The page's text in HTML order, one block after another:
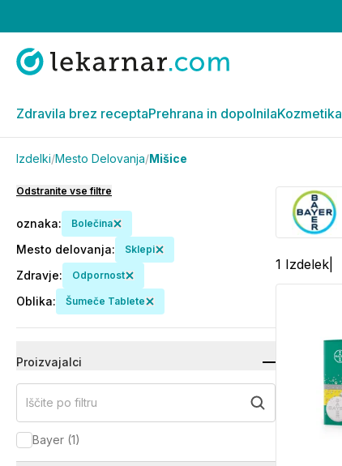
Zdravila brez receptaPrehrana in dopolnilaKozmetika
Izdelki/Mesto Delovanja/Mišice
Odstranite vse filtre
oznaka: Bolečina
Mesto delovanja: Sklepi
Zdravje: Odpornost
Oblika: Šumeče Tablete
Proizvajalci
Iščite po filtru
Bayer (1)
1 Izdelek